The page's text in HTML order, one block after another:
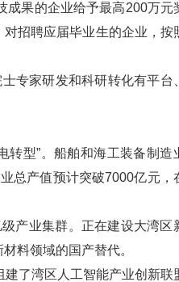
果的企业给予最高200万元
招聘应届毕业生的企业，按
专家研发和科研转化有平台
转型”。船舶和海工装备制造
总产值预计突破7000亿元，
产业集群。正在建设大湾区
料领域的国产替代。
了湾区人工智能产业创新联